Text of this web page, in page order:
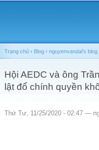
You are here
Trang chủ › Blog › nguyenvandai's blog
Hội AEDC và ông
lật đổ chính quyền
Thứ Tư, 11/25/2020 - 02:47 —